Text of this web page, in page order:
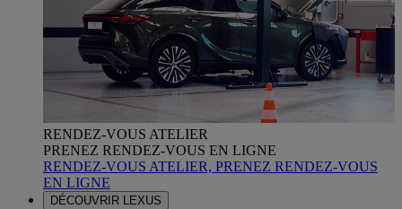
RENDEZ-VOUS ATELIER
PRENEZ RENDEZ-VOUS EN LIGNE
RENDEZ-VOUS ATELIER, PRENEZ RENDEZ-VOUS
EN LIGNE
DÉCOUVRIR LEXUS